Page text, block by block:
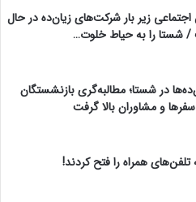
اجتماعی زیر بار شرکت‌های زیان‌ده در حال
شستا را به حیاط خلوت…
در شستا؛ مطالبه‌گری بازنشستگان
و مشاوران بالا گرفت
همراه را فتح کردند!